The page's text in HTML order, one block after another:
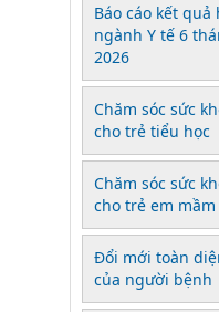
Báo cáo kết quả
ngành Y tế 6
2026
Chăm sóc sức
cho trẻ tiểu học
Chăm sóc sức
cho trẻ em
Đổi mới toàn
của người bệnh